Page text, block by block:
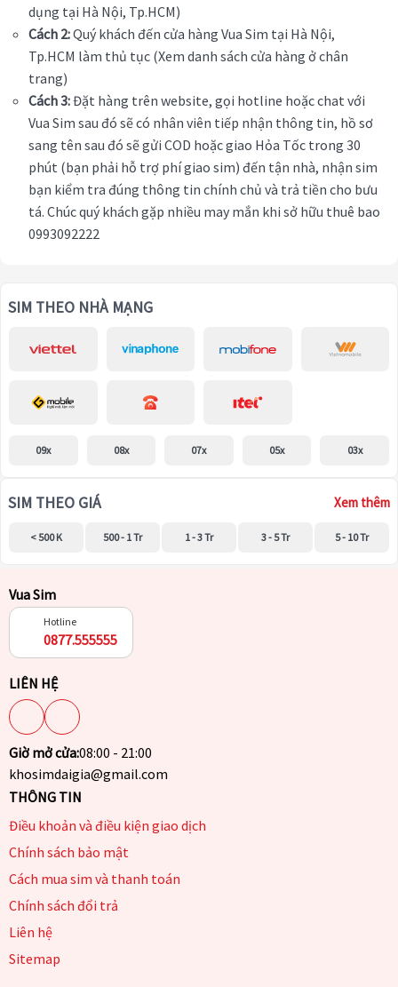
dụng tại Hà Nội, Tp.HCM)
Cách 2:Quý khách đến cửa hàng Vua Sim tại Hà Nội,
Tp.HCM làm thủ tục (Xem danh sách cửa hàng ở chân
trang)
Cách 3:Đặt hàng trên website, gọi hotline hoặc chat với
Vua Sim sau đó sẽ có nhân viên tiếp nhận thông tin, hồ sơ
sang tên sau đó sẽ gửi COD hoặc giao Hỏa Tốc trong 30
phút (bạn phải hỗ trợ phí giao sim) đến tận nhà, nhận sim
bạn kiểm tra đúng thông tin chính chủ và trả tiền cho bưu
tá. Chúc quý khách gặp nhiều may mắn khi sở hữu thuê bao
0993092222
SIM THEO NHÀ MẠNG
09x 08x 07x 05x 03x
SIM THEO GIÁ Xem thêm
< 500 K 500 - 1 Tr 1 - 3 Tr 3 - 5 Tr 5 - 10 Tr
Vua Sim
Hotline
0877.555555
LIÊN HỆ
Giờ mở cửa:08:00 - 21:00
khosimdaigia@gmail.com
THÔNG TIN
Điều khoản và điều kiện giao dịch
Chính sách bảo mật
Cách mua sim và thanh toán
Chính sách đổi trả
Liên hệ
Sitemap